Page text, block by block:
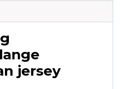
jersey